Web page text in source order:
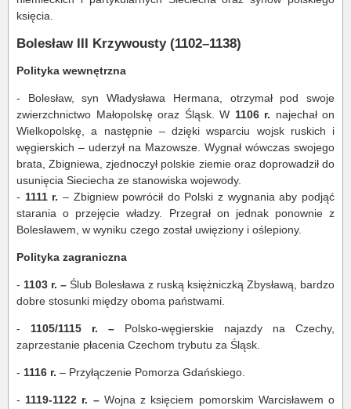
księcia.
Bolesław III Krzywousty (1102–1138)
Polityka wewnętrzna
- Bolesław, syn Władysława Hermana, otrzymał pod swoje
zwierzchnictwo Małopolskę oraz Śląsk. W 1106 r. najechał on
Wielkopolskę, a następnie – dzięki wsparciu wojsk ruskich i
węgierskich – uderzył na Mazowsze. Wygnał wówczas swojego
brata, Zbigniewa, zjednoczył polskie ziemie oraz doprowadził do
usunięcia Sieciecha ze stanowiska wojewody.
- 1111 r. – Zbigniew powrócił do Polski z wygnania aby podjąć
starania o przejęcie władzy. Przegrał on jednak ponownie z
Bolesławem, w wyniku czego został uwięziony i oślepiony.
Polityka zagraniczna
- 1103 r. – Ślub Bolesława z ruską księżniczką Zbysławą, bardzo
dobre stosunki między oboma państwami.
- 1105/1115 r. – Polsko-węgierskie najazdy na Czechy,
zaprzestanie płacenia Czechom trybutu za Śląsk.
- 1116 r. – Przyłączenie Pomorza Gdańskiego.
- 1119-1122 r. – Wojna z księciem pomorskim Warcisławem o